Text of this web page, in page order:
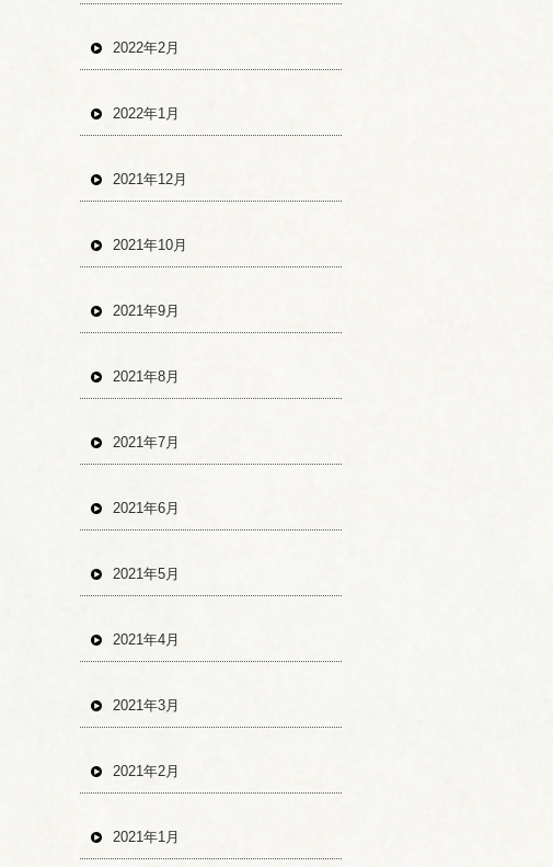
2022年2月
2022年1月
2021年12月
2021年10月
2021年9月
2021年8月
2021年7月
2021年6月
2021年5月
2021年4月
2021年3月
2021年2月
2021年1月